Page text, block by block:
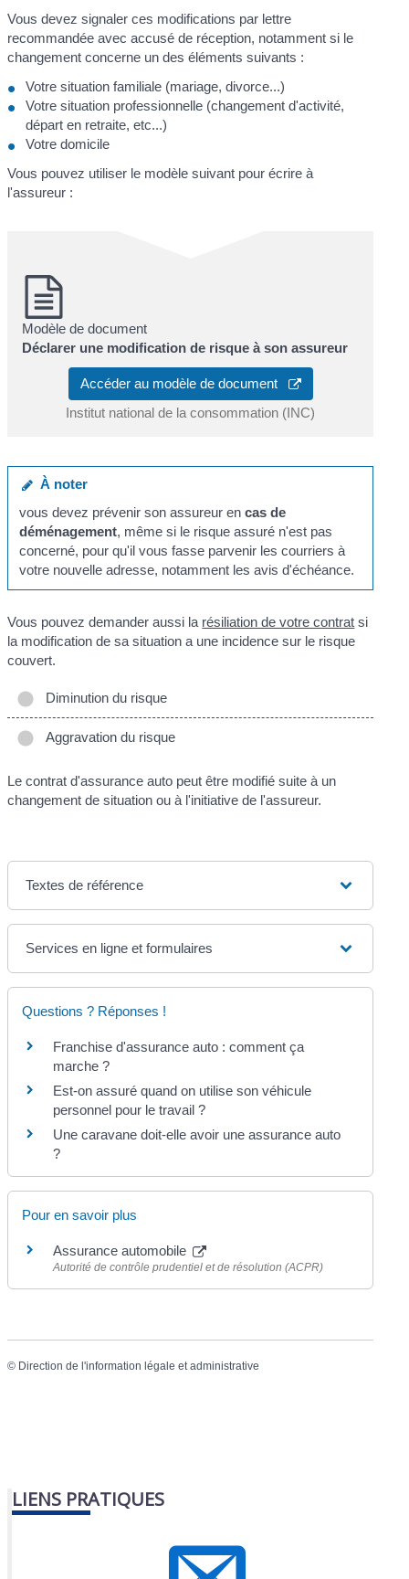
Vous devez signaler ces modifications par lettre
recommandée avec accusé de réception, notamment si le
changement concerne un des éléments suivants :
Votre situation familiale (mariage, divorce...)
Votre situation professionnelle (changement d'activité,
départ en retraite, etc...)
Votre domicile
Vous pouvez utiliser le modèle suivant pour écrire à
l'assureur :
Modèle de document
Déclarer une modification de risque à son assureur
Accéder au modèle de document
Institut national de la consommation (INC)
À noter
vous devez prévenir son assureur en cas de
déménagement, même si le risque assuré n'est pas
concerné, pour qu'il vous fasse parvenir les courriers à
votre nouvelle adresse, notamment les avis d'échéance.
Vous pouvez demander aussi la résiliation de votre contrat si
la modification de sa situation a une incidence sur le risque
couvert.
Diminution du risque
Aggravation du risque
Le contrat d'assurance auto peut être modifié suite à un
changement de situation ou à l'initiative de l'assureur.
Textes de référence
Services en ligne et formulaires
Questions ? Réponses !
Franchise d'assurance auto : comment ça
marche ?
Est-on assuré quand on utilise son véhicule
personnel pour le travail ?
Une caravane doit-elle avoir une assurance auto
?
Pour en savoir plus
Assurance automobile
Autorité de contrôle prudentiel et de résolution (ACPR)
© Direction de l'information légale et administrative
LIENS PRATIQUES